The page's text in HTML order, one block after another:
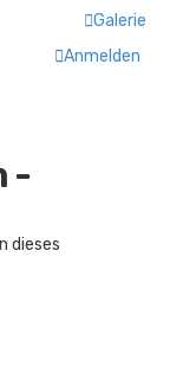
Galerie
Anmelden
-
dieses